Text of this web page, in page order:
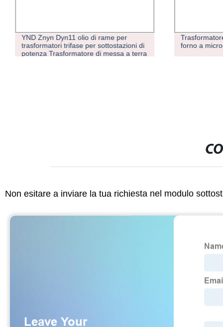
YND Znyn Dyn11 olio di rame per
trasformatori trifase per sottostazioni di
potenza Trasformatore di messa a terra
forno a
Non esitare a inviare la tua richiesta nel modulo